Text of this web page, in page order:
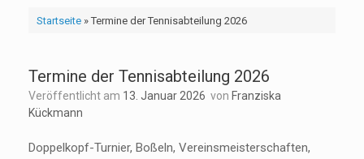
Startseite»Termine der Tennisabteilung 2026
Termine der Tennisabteilung 2026
Veröffentlicht am 13. Januar 2026 von Franziska
Kückmann
Doppelkopf-Turnier, Boßeln, Vereinsmeisterschaften,